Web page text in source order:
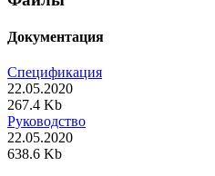
Документация
Спецификация
22.05.2020
267.4 Kb
Руководство
22.05.2020
638.6 Kb